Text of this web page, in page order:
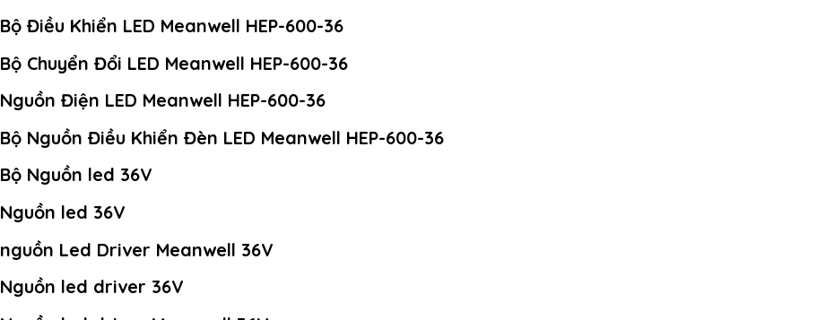
Bộ Điều Khiển LED Meanwell HEP-600-36
Bộ Chuyển Đổi LED Meanwell HEP-600-36
Nguồn Điện LED Meanwell HEP-600-36
Bộ Nguồn Điều Khiển Đèn LED Meanwell HEP-600-36
Bộ Nguồn led 36V
Nguồn led 36V
nguồn Led Driver Meanwell 36V
Nguồn led driver 36V